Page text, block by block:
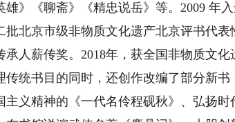
雄》《聊斋》《精忠说岳》等。2009 年
批北京市级非物质文化遗产北京评书代
承人薪传奖。2018年，获全国非物质文化
书目的同时，还创作改编了部分新书
主义精神的《一代名伶程砚秋》、弘扬